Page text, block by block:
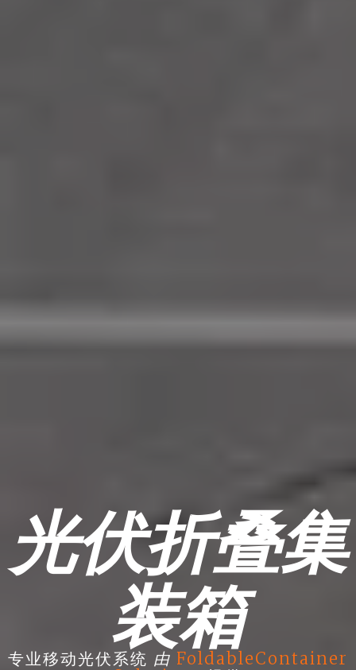
光伏折叠集
装箱
专业移动光伏系统 由 FoldableContainer